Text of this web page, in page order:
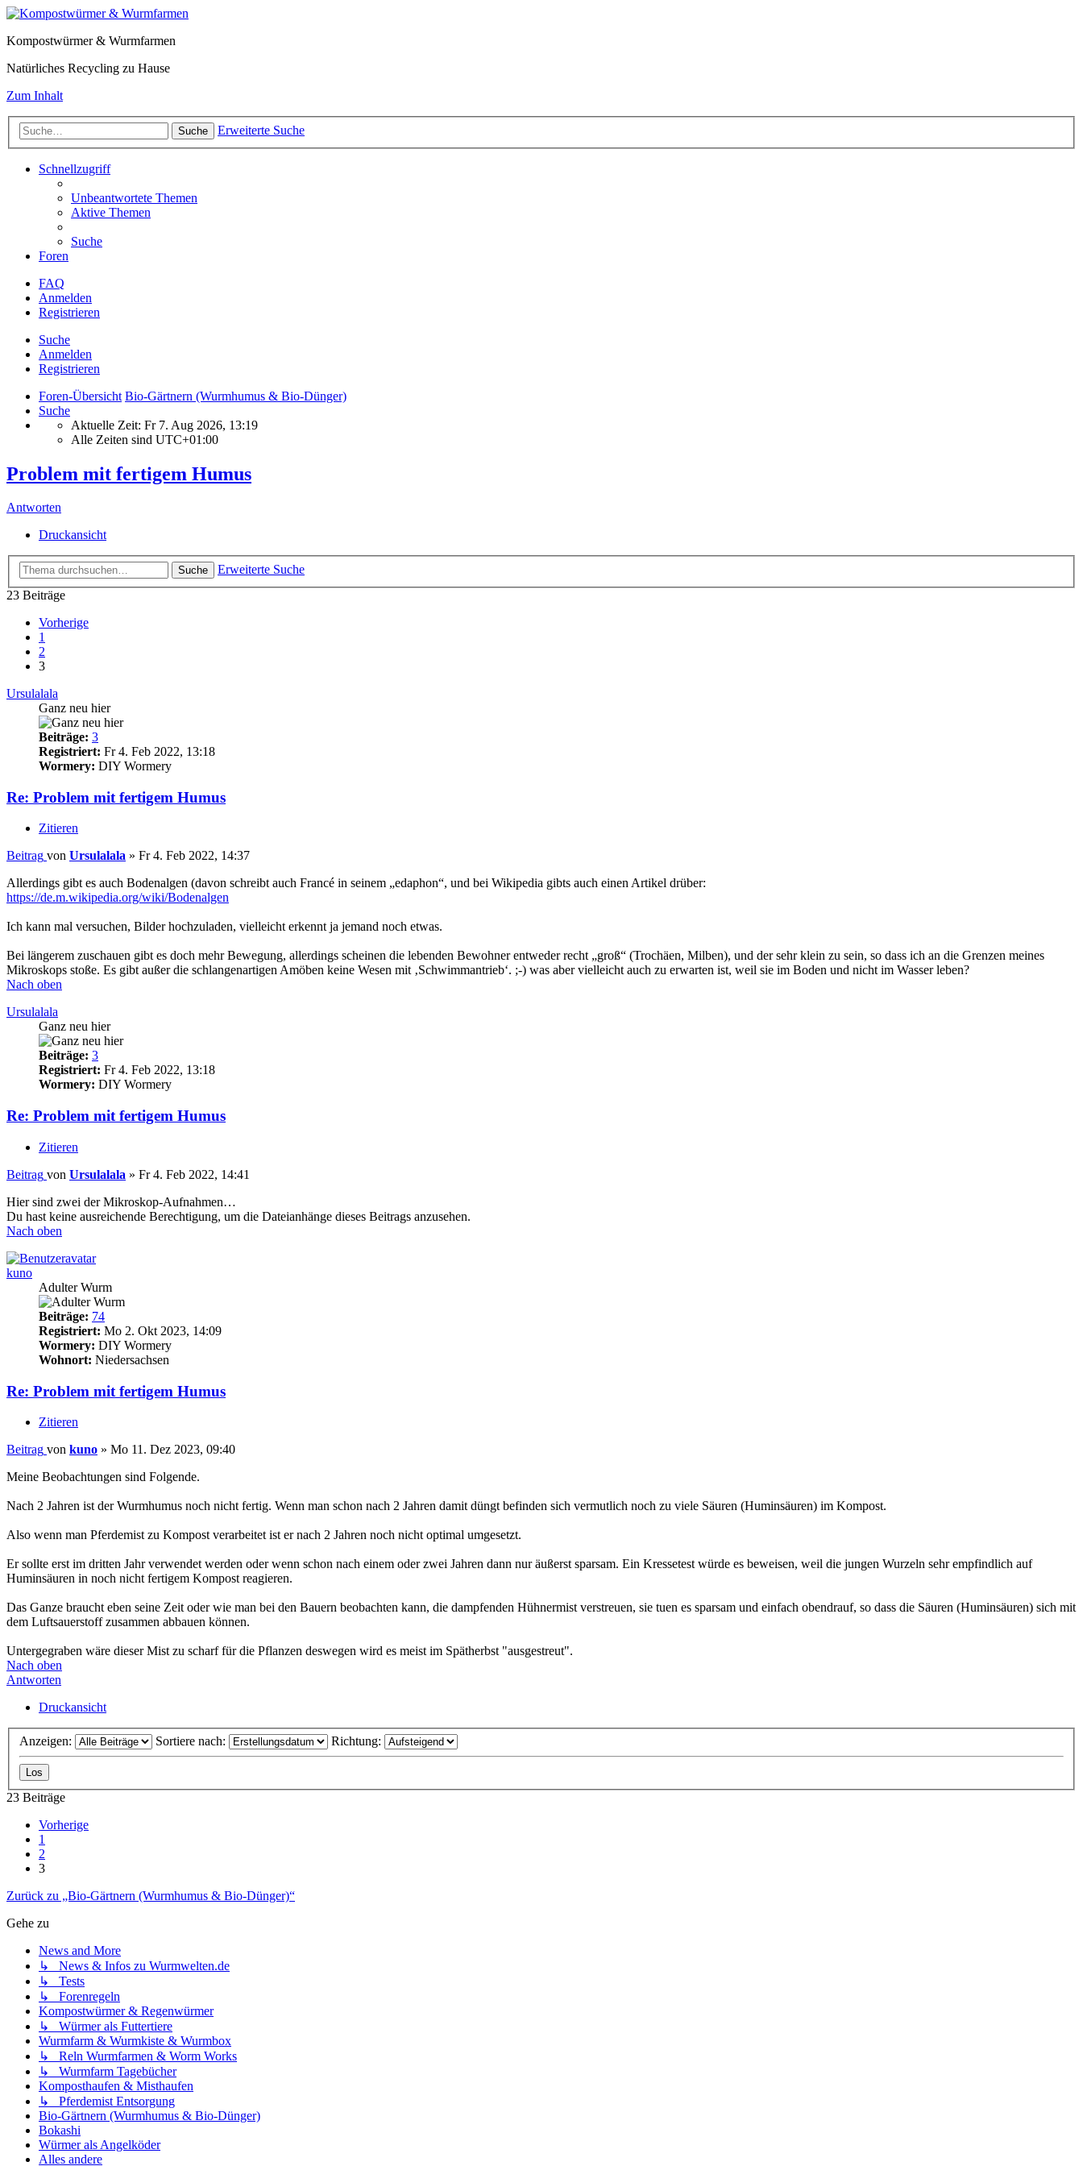
Kompostwürmer & Wurmfarmen
Natürliches Recycling zu Hause
Zum Inhalt
Suche Erweiterte Suche
Schnellzugriff
Unbeantwortete Themen
Aktive Themen
Suche
Foren
FAQ
Anmelden
Registrieren
Suche
Anmelden
Registrieren
Foren-Übersicht Bio-Gärtnern (Wurmhumus & Bio-Dünger)
Suche
Aktuelle Zeit: Fr 7. Aug 2026, 13:19
Alle Zeiten sind UTC+01:00
Problem mit fertigem Humus
Antworten
Druckansicht
Suche
Erweiterte Suche
23 Beiträge
Vorherige
1
2
3
Ursulalala
Ganz neu hier
Beiträge: 3
Registriert: Fr 4. Feb 2022, 13:18
Wormery: DIY Wormery
Re: Problem mit fertigem Humus
Zitieren
Beitrag von Ursulalala » Fr 4. Feb 2022, 14:37
Allerdings gibt es auch Bodenalgen (davon schreibt auch Francé in seinem „edaphon“, und bei Wikipedia gibts auch einen Artikel drüber:
https://de.m.wikipedia.org/wiki/Bodenalgen
Ich kann mal versuchen, Bilder hochzuladen, vielleicht erkennt ja jemand noch etwas.
Bei längerem zuschauen gibt es doch mehr Bewegung, allerdings scheinen die lebenden Bewohner entweder recht „groß“ (Trochäen, Milben), und der sehr klein zu sein, so dass ich an die Grenzen meines
Mikroskops stoße. Es gibt außer die schlangenartigen Amöben keine Wesen mit ‚Schwimmantrieb‘. ;-) was aber vielleicht auch zu erwarten ist, weil sie im Boden und nicht im Wasser leben?
Nach oben
Ursulalala
Ganz neu hier
Beiträge: 3
Registriert: Fr 4. Feb 2022, 13:18
Wormery: DIY Wormery
Re: Problem mit fertigem Humus
Zitieren
Beitrag von Ursulalala » Fr 4. Feb 2022, 14:41
Hier sind zwei der Mikroskop-Aufnahmen…
Du hast keine ausreichende Berechtigung, um die Dateianhänge dieses Beitrags anzusehen.
Nach oben
kuno
Adulter Wurm
Beiträge: 74
Registriert: Mo 2. Okt 2023, 14:09
Wormery: DIY Wormery
Wohnort: Niedersachsen
Re: Problem mit fertigem Humus
Zitieren
Beitrag von kuno » Mo 11. Dez 2023, 09:40
Meine Beobachtungen sind Folgende.
Nach 2 Jahren ist der Wurmhumus noch nicht fertig. Wenn man schon nach 2 Jahren damit düngt befinden sich vermutlich noch zu viele Säuren (Huminsäuren) im Kompost.
Also wenn man Pferdemist zu Kompost verarbeitet ist er nach 2 Jahren noch nicht optimal umgesetzt.
Er sollte erst im dritten Jahr verwendet werden oder wenn schon nach einem oder zwei Jahren dann nur äußerst sparsam. Ein Kressetest würde es beweisen, weil die jungen Wurzeln sehr empfindlich auf
Huminsäuren in noch nicht fertigem Kompost reagieren.
Das Ganze braucht eben seine Zeit oder wie man bei den Bauern beobachten kann, die dampfenden Hühnermist verstreuen, sie tuen es sparsam und einfach obendrauf, so dass die Säuren (Huminsäuren) sich mit
dem Luftsauerstoff zusammen abbauen können.
Untergegraben wäre dieser Mist zu scharf für die Pflanzen deswegen wird es meist im Spätherbst "ausgestreut".
Nach oben
Antworten
Druckansicht
Anzeigen: Sortiere nach: Richtung:
23 Beiträge
Vorherige
1
2
3
Zurück zu „Bio-Gärtnern (Wurmhumus & Bio-Dünger)“
Gehe zu
News and More
↳ News & Infos zu Wurmwelten.de
↳ Tests
↳ Forenregeln
Kompostwürmer & Regenwürmer
↳ Würmer als Futtertiere
Wurmfarm & Wurmkiste & Wurmbox
↳ Reln Wurmfarmen & Worm Works
↳ Wurmfarm Tagebücher
Komposthaufen & Misthaufen
↳ Pferdemist Entsorgung
Bio-Gärtnern (Wurmhumus & Bio-Dünger)
Bokashi
Würmer als Angelköder
Alles andere